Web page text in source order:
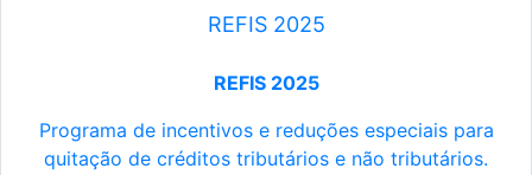
REFIS 2025
REFIS 2025
Programa de incentivos e reduções especiais para
quitação de créditos tributários e não tributários.